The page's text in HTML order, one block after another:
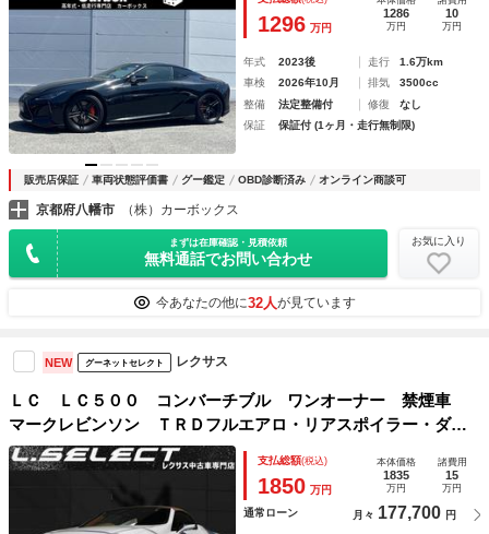
アップディスプレイ オレンジキャリパー カーボンルーフＨ
ＤＭＩ入力
1296 万円
1286
万円
10
万円
年式 2023後 走行
1.6万km
車検
2026年10月 排気
3500cc
整備
法定整備付 修復
なし
保証
保証付 (1ヶ月・走行無制限)
販売店保証 車両状態評価書 グー鑑定 OBD診断済み オンライン商談可
京都府八幡市 （株）カーボックス
まずは在庫確認・見積依頼
無料通話でお問い合わせ
お気に入り
今あなたの他に32人が見ています
NEW グーネットセレクト レクサス
ＬＣ ＬＣ５００ コンバーチブル ワンオーナー 禁煙車
マークレビンソン ＴＲＤフルエアロ・リアスポイラー・ダイ
ナミクスミラーカバー オレンジキャリパー 寒冷地仕様 Ｌ
ＳＤ ２１インチＡＷ カラーＨＵＤ パノラマビュー 茶革
支払総額(税込)
1850 万円
本体価格
1835
万円
諸費用
15
万円
通常ローン 月々 177,700 円